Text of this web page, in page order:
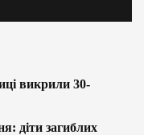
викрили 30-
діти загиблих